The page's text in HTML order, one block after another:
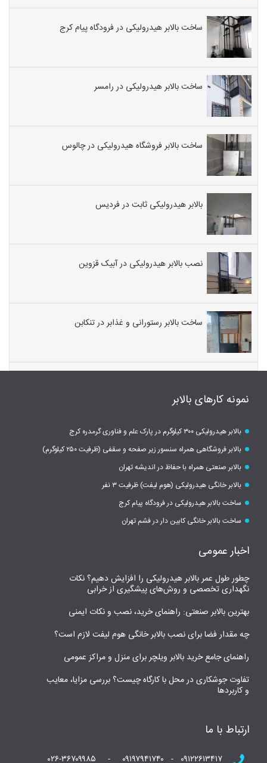
ساخت بالابر هیدرولیکی در فرودگاه پیام کرج
ساخت بالابر هیدرولیکی در رامسر
ساخت بالابر فروشگاه هیدرولیکی در چالوس
بالابر هیدرولیکی ثابت در فردیس
نصب بالابر هیدرولیکی در آبیک قزوین
ساخت بالابر رستورانی و غذابر در تنکابن
نمونه کارهای بالابر
بالابر هیدرولیکی ۳۰۰ کیلوگرم در پارک علم و فناوری گرمدره کرج
بالابر فروشگاهی همراه سنسور زیر صفحه و سقفی (ظرفیت ۲۵۰ کیلوگرم)
بالابر صنعتی همراه با حفاظ در اندیشه تهران
بالابر خانگی هیدرولیکی (هوم لیفت) ظرفیت ۳ نفر
ساخت بالابر هیدرولیکی در فرودگاه پیام کرج
ساخت بالابر خانگی کابین دار در فشم تهران
اخبار عمومی
چطور طول عمر بالابر هیدرولیکی را افزایش دهیم؟ نکات
نگهداری تخصصی و روش‌های پیشگیری از خرابی
بهترین بالابر صنعتی: راهنمای خرید، نصب و نکات ایمنی
چه مقدار فضا برای نصب بالابر خانگی هوم لیفت لازم است؟
راهنمای جامع خرید بالابر ویلچر برای منزل و مراکز عمومی
تفاوت جوشکاری در محل با کارگاه چیست؟ بررسی مزایا، معایب
و کاربردها
ارتباط با ما
۰۹۱۲۲۶۱۳۴۱۷ - ۰۹۱۹۷۹۴۱۷۴۰ - ۰۲۶-۳۶۷۰۹۹۸۵